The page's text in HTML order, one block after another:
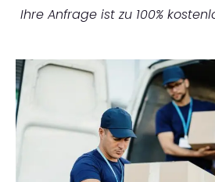
Ihre Anfrage ist zu 100%